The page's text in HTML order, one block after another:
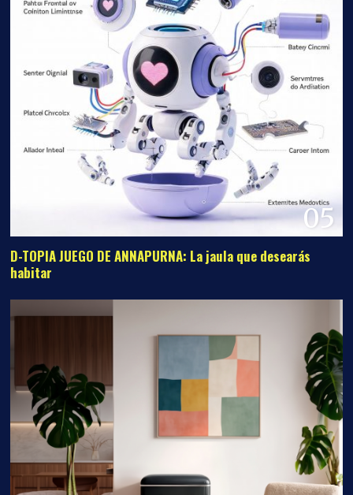
05
D-TOPIA JUEGO DE ANNAPURNA: La jaula que desearás
habitar